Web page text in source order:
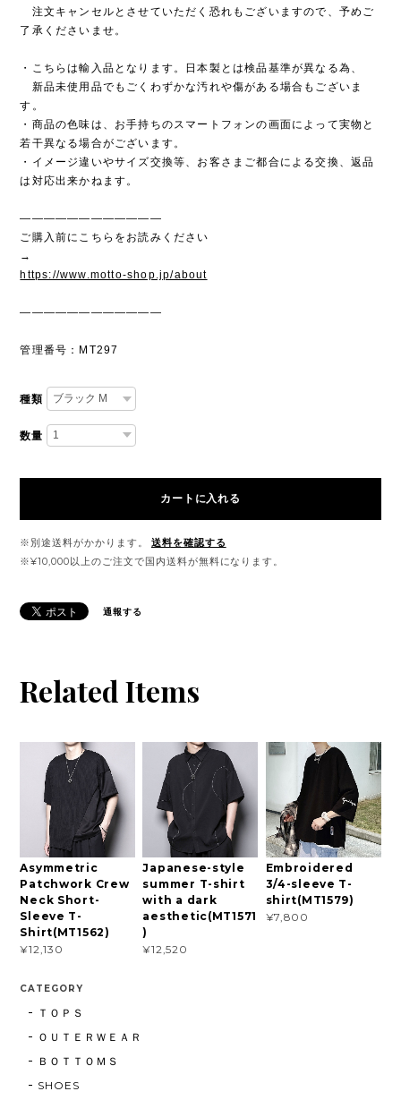
注文キャンセルとさせていただく恐れもございますので、予めご
了承くださいませ。
・こちらは輸入品となります。日本製とは検品基準が異なる為、
新品未使用品でもごくわずかな汚れや傷がある場合もございま
す。
・商品の色味は、お手持ちのスマートフォンの画面によって実物と
若干異なる場合がございます。
・イメージ違いやサイズ交換等、お客さまご都合による交換、返品
は対応出来かねます。
————————————
ご購入前にこちらをお読みください
→
https://www.motto-shop.jp/about
————————————
管理番号：MT297
種類
数量
カートに入れる
※別途送料がかかります。
送料を確認する
※¥10,000以上のご注文で国内送料が無料になります。
通報する
Related Items
Asymmetric
Patchwork Crew
Neck Short-
Sleeve T-
Shirt(MT1562)
¥12,130
Japanese-style
summer T-shirt
with a dark
aesthetic(MT1571
)
¥12,520
Embroidered
3/4-sleeve T-
shirt(MT1579)
¥7,800
CATEGORY
ＴＯＰＳ
ＯＵＴＥＲＷＥＡＲ
ＢＯＴＴＯＭＳ
SHOES